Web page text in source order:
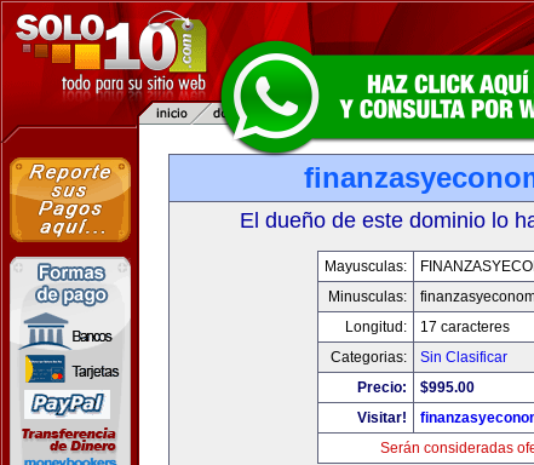
El dueño de este dominio lo
Mayusculas:
Minusculas:
Longitud:
17 caracteres
Categorias:
Sin Clasificar
Precio:
$995.00
Visitar!
Serán consideradas